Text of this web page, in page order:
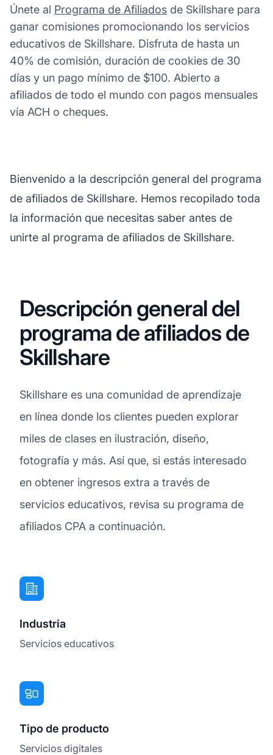
Únete al Programa de Afiliados de Skillshare para
ganar comisiones promocionando los servicios
educativos de Skillshare. Disfruta de hasta un
40% de comisión, duración de cookies de 30
días y un pago mínimo de $100. Abierto a
afiliados de todo el mundo con pagos mensuales
vía ACH o cheques.
Bienvenido a la descripción general del programa
de afiliados de Skillshare. Hemos recopilado toda
la información que necesitas saber antes de
unirte al programa de afiliados de Skillshare.
Descripción general del
programa de afiliados de
Skillshare
Skillshare es una comunidad de aprendizaje
en línea donde los clientes pueden explorar
miles de clases en ilustración, diseño,
fotografía y más. Así que, si estás interesado
en obtener ingresos extra a través de
servicios educativos, revisa su programa de
afiliados CPA a continuación.
Industria
Servicios educativos
Tipo de producto
Servicios digitales